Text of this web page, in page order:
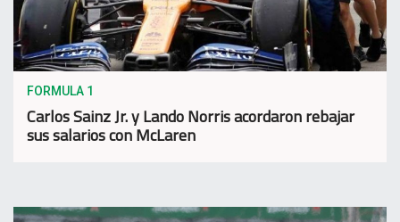
FORMULA 1
Carlos Sainz Jr. y Lando Norris acordaron rebajar
sus salarios con McLaren